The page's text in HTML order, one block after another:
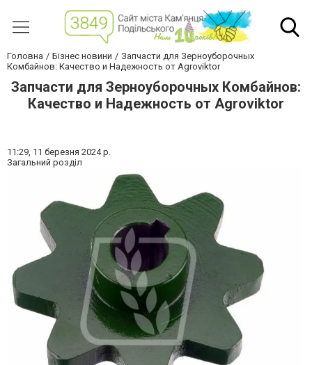
Головна Бізнес новини
Запчасти для Зерноуборочных
Комбайнов: Качество и Надежность от Agroviktor
Запчасти для Зерноуборочных Комбайнов:
Качество и Надежность от Agroviktor
11:29, 11 березня 2024 р.
Загальний розділ